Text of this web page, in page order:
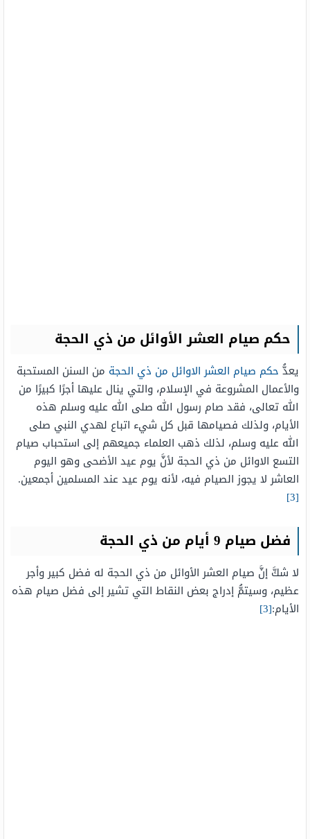
حكم صيام العشر الأوائل من ذي الحجة
يعدُّ حكم صيام العشر الاوائل من ذي الحجة من السنن المستحبة
والأعمال المشروعة في الإسلام، والتي ينال عليها أجرًا كبيرًا من
الله تعالى، فقد صام رسول الله صلى الله عليه وسلم هذه
الأيام، ولذلك فصيامها قبل كل شيء اتباع لهدي النبي صلى
الله عليه وسلم، لذلك ذهب العلماء جميعهم إلى استحباب صيام
التسع الاوائل من ذي الحجة لأنَّ يوم عيد الأضحى وهو اليوم
العاشر لا يجوز الصيام فيه، لأنه يوم عيد عند المسلمين أجمعين.
[3]
فضل صيام 9 أيام من ذي الحجة
لا شكَّ إنَّ صيام العشر الأوائل من ذي الحجة له فضل كبير وأجر
عظيم، وسيتمُّ إدراج بعض النقاط التي تشير إلى فضل صيام هذه
الأيام:[3]